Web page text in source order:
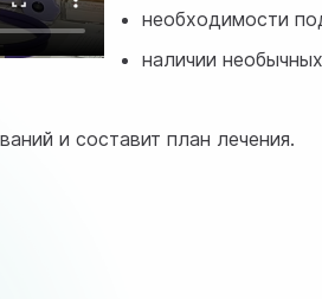
необходимости
наличии
и составит план лечения.